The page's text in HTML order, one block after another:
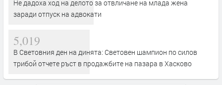
Не дадоха ход на делото за отвличане на млада жена
заради отпуск на адвокати
5,019
В Световния ден на динята: Световен шампион по силов
трибой отчете ръст в продажбите на пазара в Хасково